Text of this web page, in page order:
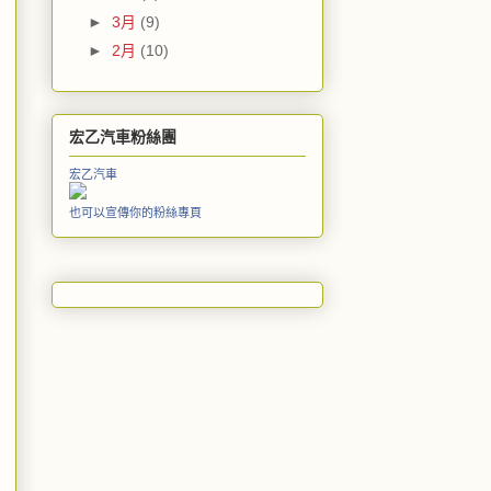
► 3月 (9)
► 2月 (10)
宏乙汽車粉絲團
宏乙汽車
也可以宣傳你的粉絲專頁